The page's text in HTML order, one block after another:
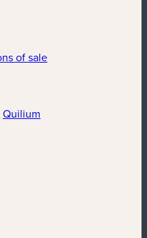
of sale
Quilium